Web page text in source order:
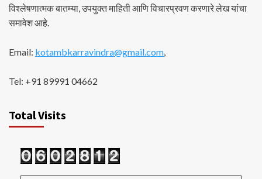
विश्लेषणात्मक बातम्या, उपयुक्त माहिती आणि विचारप्रवण करणारे लेख यांचा
समावेश आहे.
Email: kotambkarravindra@gmail.com,
Tel: +91 89991 04662
Total Visits